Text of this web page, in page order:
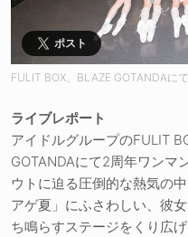
ポスト
FULIT BOX、BLAZE GOTANDAに
ライブレポート
アイドルグループのFULIT
GOTANDAにて2周年ワンマ
ウトに迫る圧倒的な熱気の
アゲ夏」にふさわしい、彼
ち鳴らすステージをくり広げ